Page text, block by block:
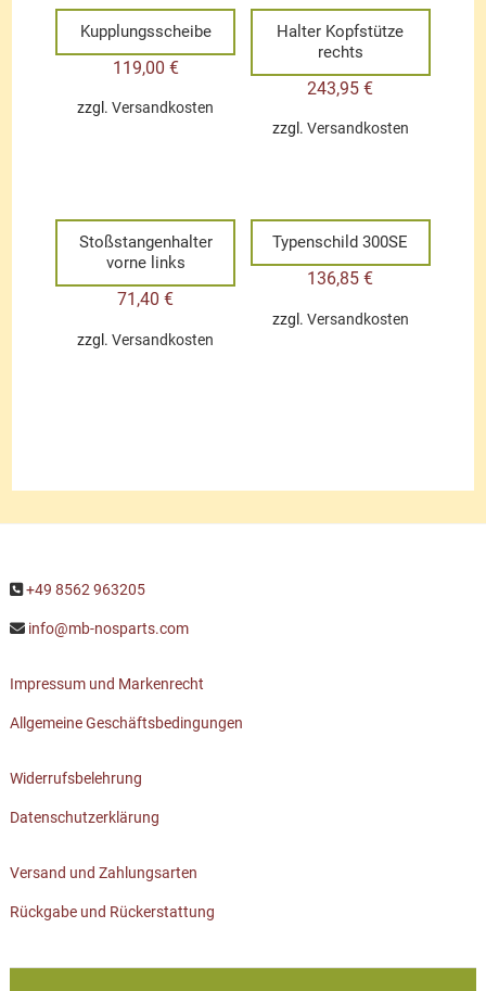
Kupplungsscheibe
119,00 €
zzgl.Versandkosten
Halter Kopfstütze
rechts
243,95€
zzgl. Versandkosten
Stoßstangenhalter
vorne links
71,40€
zzgl.Versandkosten
Typenschild 300SE
136,85€
zzgl. Versandkosten
+49 8562 963205
info@mb-nosparts.com
Impressum und Markenrecht
Allgemeine Geschäftsbedingungen
Widerrufsbelehrung
Datenschutzerklärung
Versand und Zahlungsarten
Rückgabe und Rückerstattung